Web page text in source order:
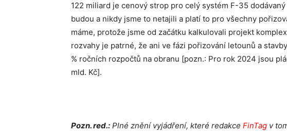
122 miliard je cenový strop pro celý systém F-35
budou a nikdy jsme to netajili a platí to pro všechny
máme, protože jsme od začátku kalkulovali projekt
rozvahy je patrné, že ani ve fázi pořizování letounů a
% ročních rozpočtů na obranu [pozn.: Pro rok 2024 jsou
mld. Kč].
Pozn. red.: Plné znění vyjádření, které redakce FinTag v